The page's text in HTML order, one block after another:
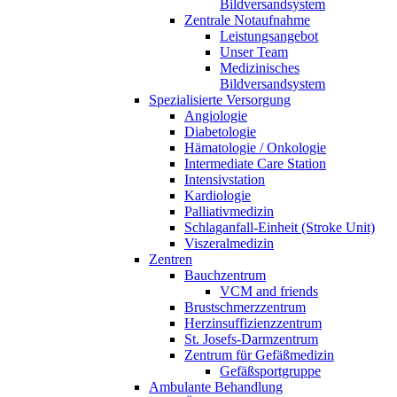
Bildversandsystem
Zentrale Notaufnahme
Leistungsangebot
Unser Team
Medizinisches
Bildversandsystem
Spezialisierte Versorgung
Angiologie
Diabetologie
Hämatologie / Onkologie
Intermediate Care Station
Intensivstation
Kardiologie
Palliativmedizin
Schlaganfall-Einheit (Stroke Unit)
Viszeralmedizin
Zentren
Bauchzentrum
VCM and friends
Brustschmerzzentrum
Herzinsuffizienzzentrum
St. Josefs-Darmzentrum
Zentrum für Gefäßmedizin
Gefäßsportgruppe
Ambulante Behandlung